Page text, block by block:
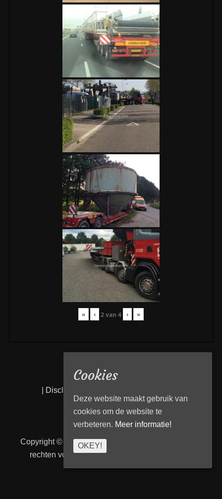
« ‹ 2van 4 › »
Disclaimer
Copyright © 2026Transport Begeleiding Venlo
rechten voorbehouden. | TBVenlo door
Cookies
Deze website maakt gebruik van
cookies om de website te
verbeteren. Meer informatie!
OKEY!